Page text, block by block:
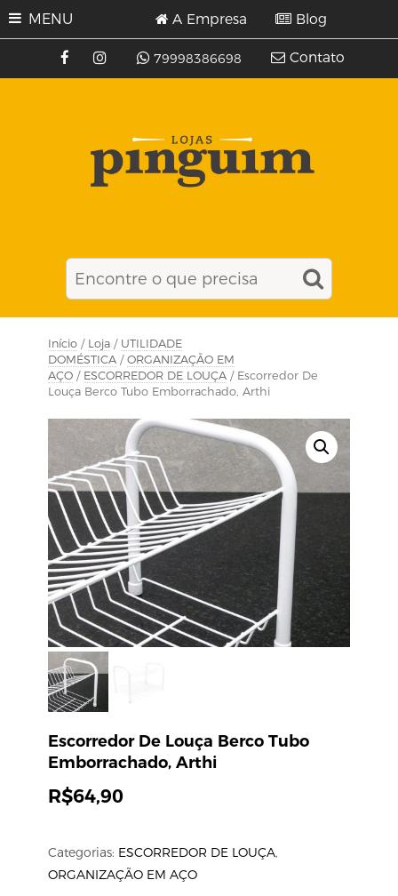
MENU
79998386698
A Empresa Blog
Contato
Início / Loja / UTILIDADE
DOMÉSTICA / ORGANIZAÇÃO EM
AÇO / ESCORREDOR DE LOUÇA / Escorredor De
Louça Berco Tubo Emborrachado, Arthi
Escorredor De Louça Berco Tubo
Emborrachado, Arthi
R$64,90
Categorias: ESCORREDOR DE LOUÇA,
ORGANIZAÇÃO EM AÇO